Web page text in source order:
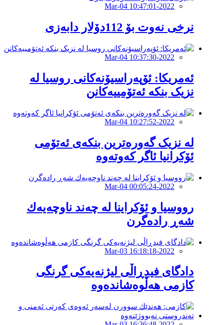
2022-Mar-04 10:47:01
نرخی نەوت بۆ 112دۆلار دابەزی
2022-Mar-04 10:37:30
ئەمریکا: ئۆپەراسیۆنەکانی روسیا لە
نزیک بنکە ئەتۆمییەکانن
2022-Mar-04 10:27:52
لە نزیک گەورەترین بنکەی ئەتۆمی
ئۆکرانیا ئاگر کەوتەوە
2022-Mar-04 00:05:24
رووسیا و ئۆكراینا لە چەند ناوچەیەك
شەڕ رادەگرن
2022-Mar-03 16:18:18
دادگاى فیدڕاڵى لیژنه‌یه‌كى گرنگى
كازمى هه‌ڵوه‌شانده‌وه‌